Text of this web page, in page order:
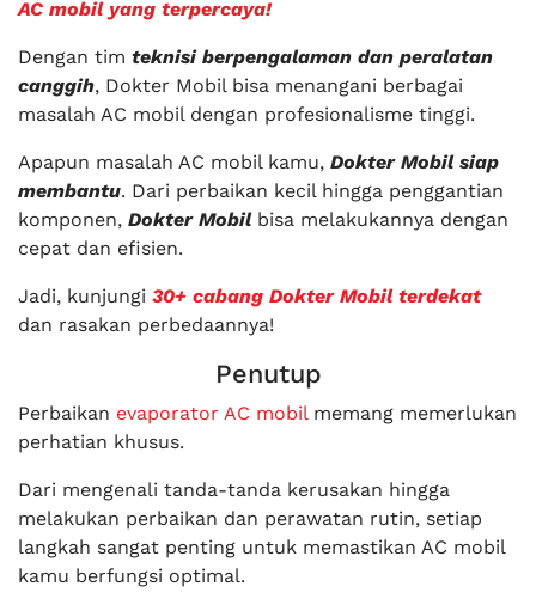
AC mobil yang terpercaya!
Dengan tim teknisi berpengalaman dan peralatan
canggih, Dokter Mobil bisa menangani berbagai
masalah AC mobil dengan profesionalisme tinggi.
Apapun masalah AC mobil kamu, Dokter Mobil siap
membantu. Dari perbaikan kecil hingga penggantian
komponen, Dokter Mobil bisa melakukannya dengan
cepat dan efisien.
Jadi, kunjungi 30+ cabang Dokter Mobil terdekat
dan rasakan perbedaannya!
Penutup
Perbaikan evaporator AC mobilmemang memerlukan
perhatian khusus.
Dari mengenali tanda-tanda kerusakan hingga
melakukan perbaikan dan perawatan rutin, setiap
langkah sangat penting untuk memastikan AC mobil
kamu berfungsi optimal.